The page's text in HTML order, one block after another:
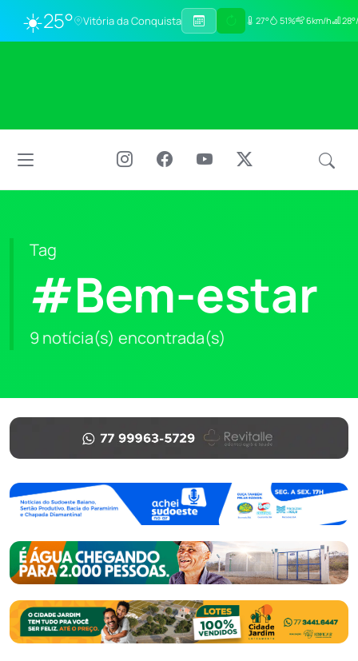
☀️25° Vitória da Conquista 27° 51% 6km/h
Tag
#Bem-estar
9 notícia(s) encontrada(s)